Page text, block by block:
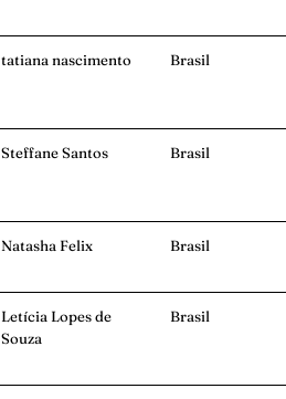
tatiana nascimento Brasil
Steffane Santos Brasil
Natasha Felix Brasil
Letícia Lopes de
Souza
Brasil